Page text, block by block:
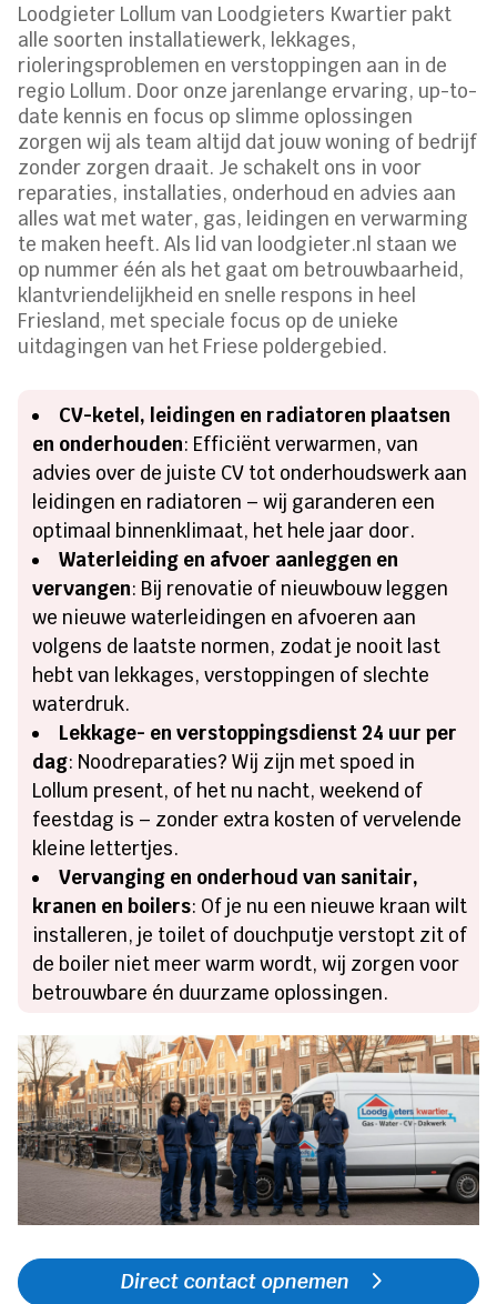
Loodgieter Lollum van Loodgieters Kwartier pakt
alle soorten installatiewerk, lekkages,
rioleringsproblemen en verstoppingen aan in de
regio Lollum. Door onze jarenlange ervaring, up-to-
date kennis en focus op slimme oplossingen
zorgen wij als team altijd dat jouw woning of bedrijf
zonder zorgen draait. Je schakelt ons in voor
reparaties, installaties, onderhoud en advies aan
alles wat met water, gas, leidingen en verwarming
te maken heeft. Als lid van loodgieter.nl staan we
op nummer één als het gaat om betrouwbaarheid,
klantvriendelijkheid en snelle respons in heel
Friesland, met speciale focus op de unieke
uitdagingen van het Friese poldergebied.
CV-ketel, leidingen en radiatoren plaatsen
en onderhouden: Efficiënt verwarmen, van
advies over de juiste CV tot onderhoudswerk aan
leidingen en radiatoren – wij garanderen een
optimaal binnenklimaat, het hele jaar door.
Waterleiding en afvoer aanleggen en
vervangen: Bij renovatie of nieuwbouw leggen
we nieuwe waterleidingen en afvoeren aan
volgens de laatste normen, zodat je nooit last
hebt van lekkages, verstoppingen of slechte
waterdruk.
Lekkage- en verstoppingsdienst 24 uur per
dag: Noodreparaties? Wij zijn met spoed in
Lollum present, of het nu nacht, weekend of
feestdag is – zonder extra kosten of vervelende
kleine lettertjes.
Vervanging en onderhoud van sanitair,
kranen en boilers: Of je nu een nieuwe kraan wilt
installeren, je toilet of douchputje verstopt zit of
de boiler niet meer warm wordt, wij zorgen voor
betrouwbare én duurzame oplossingen.
Direct contact opnemen